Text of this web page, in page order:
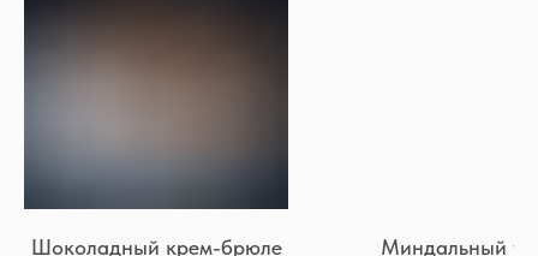
Шоколадный крем-брюле Миндальный